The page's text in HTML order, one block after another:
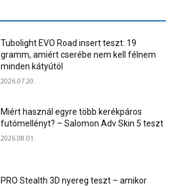
Tubolight EVO Road insert teszt: 19
gramm, amiért cserébe nem kell félnem
minden kátyútól
2026.07.20.
Miért használ egyre több kerékpáros
futómellényt? – Salomon Adv Skin 5 teszt
2026.08.01.
PRO Stealth 3D nyereg teszt – amikor